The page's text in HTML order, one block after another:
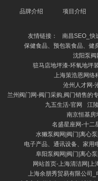
品牌介绍 项目介绍
友情链接：
南昌SEO_快
保健食品、预包装食品、健
沈阳泵
驻马店地坪漆-环氧地坪
上海策浩恩网络
沧州人才网-
兰州阀门网-阀门采购,阀门销售的
九五生活-官网
江
南京恒基房
名盛星座网-十二
水獭泵阀网|阀门|离心
电子产品、通讯设备、家用
阜阳泵阀网|阀门|离心
网站首页-上海清洁网|上
上海余朋秀贸易有限公司